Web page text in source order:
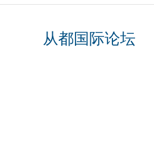
从都国际论坛